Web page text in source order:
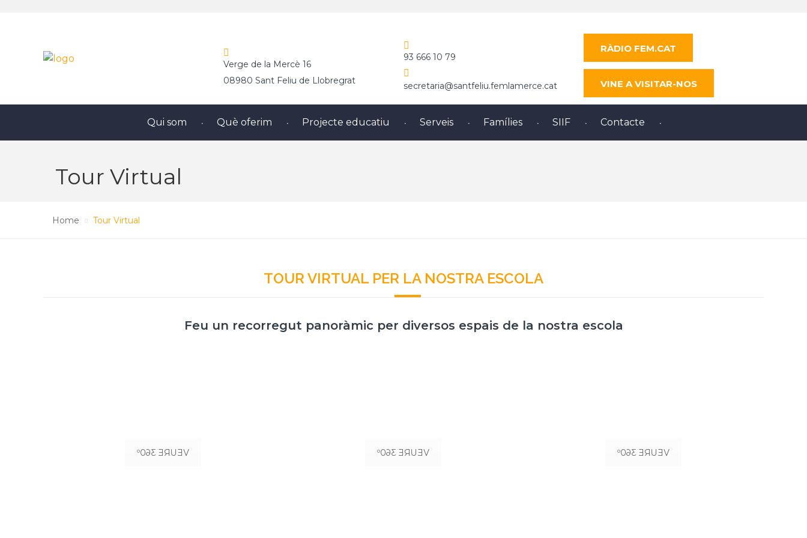
Verge de la Mercè 16
08980 Sant Feliu de Llobregrat
93 666 10 79
secretaria@santfeliu.femlamerce.cat
RÀDIO FEM.CAT
VINE A VISITAR-NOS
Qui som Què oferim Projecte educatiu Serveis Famílies SIIF Contacte
Tour Virtual
Home Tour Virtual
TOUR VIRTUAL PER LA NOSTRA ESCOLA
Feu un recorregut panoràmic per diversos espais de la nostra escola
VEURE 360º VEURE 360º VEURE 360º